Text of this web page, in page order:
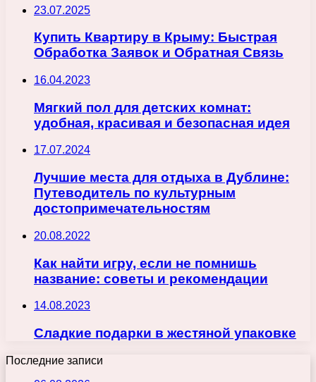
23.07.2025
Купить Квартиру в Крыму: Быстрая
Обработка Заявок и Обратная Связь
16.04.2023
Мягкий пол для детских комнат:
удобная, красивая и безопасная идея
17.07.2024
Лучшие места для отдыха в Дублине:
Путеводитель по культурным
достопримечательностям
20.08.2022
Как найти игру, если не помнишь
название: советы и рекомендации
14.08.2023
Сладкие подарки в жестяной упаковке
Последние записи